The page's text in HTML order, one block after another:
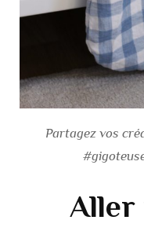
Partagez vos
Aller